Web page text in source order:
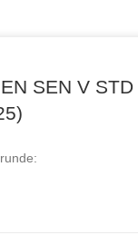
SEN V STD